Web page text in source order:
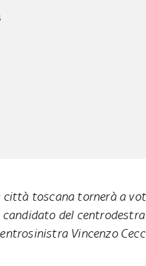
città toscana tornerà a
candidato del
Vincenzo